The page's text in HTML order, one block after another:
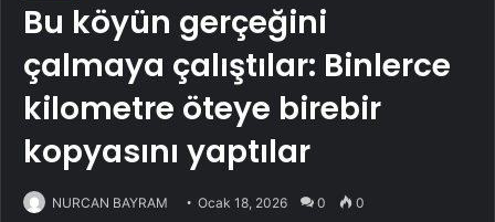
Bu köyün gerçeğini
çalmaya çalıştılar: Binlerce
kilometre öteye birebir
kopyasını yaptılar
NURCAN BAYRAM Ocak 18, 2026 0 0